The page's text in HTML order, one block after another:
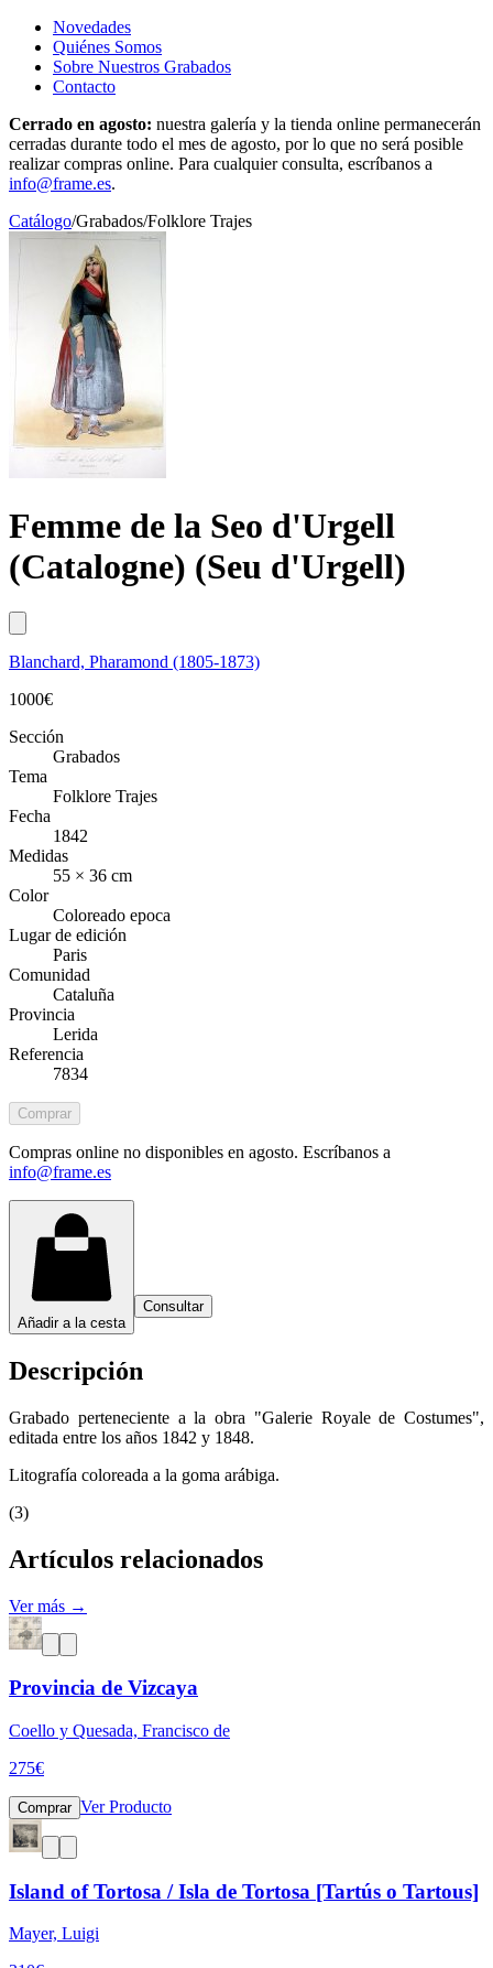
Novedades
Quiénes Somos
Sobre Nuestros Grabados
Contacto
Cerrado en agosto: nuestra galería y la tienda online permanecerán
cerradas durante todo el mes de agosto, por lo que no será posible
realizar compras online. Para cualquier consulta, escríbanos a
info@frame.es.
Catálogo/Grabados/Folklore Trajes
Femme de la Seo d'Urgell
(Catalogne) (Seu d'Urgell)
Blanchard, Pharamond (1805-1873)
1000€
Sección
Grabados
Tema
Folklore Trajes
Fecha
1842
Medidas
55 × 36 cm
Color
Coloreado epoca
Lugar de edición
Paris
Comunidad
Cataluña
Provincia
Lerida
Referencia
7834
Comprar
Compras online no disponibles en agosto. Escríbanos a
info@frame.es
Añadir a la cesta
Consultar
Descripción
Grabado perteneciente a la obra "Galerie Royale de Costumes",
editada entre los años 1842 y 1848.
Litografía coloreada a la goma arábiga.
(3)
Artículos relacionados
Ver más →
Provincia de Vizcaya
Coello y Quesada, Francisco de
275€
Comprar Ver Producto
Island of Tortosa / Isla de Tortosa [Tartús o Tartous]
Mayer, Luigi